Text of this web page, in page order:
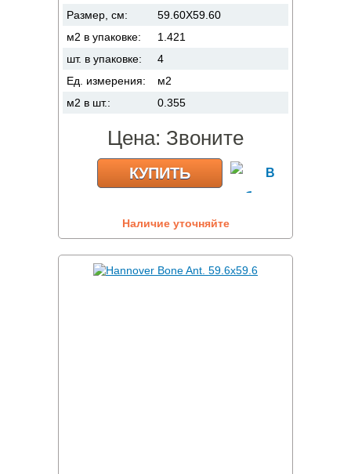
Размер, см:
59.60X59.60
м2 в упаковке:
1.421
шт. в упаковке:
4
Ед. измерения:
м2
м2 в шт.:
0.355
Цена: Звоните
КУПИТЬ
Наличие уточняйте